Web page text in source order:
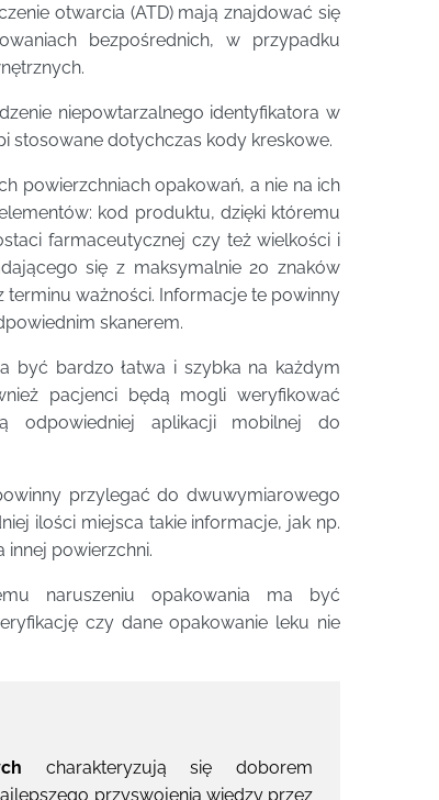
otwarcia (ATD) mają znajdować się
bezpośrednich, w przypadku
niepowtarzalnego identyfikatora w
stosowane dotychczas kody kreskowe.
powierzchniach opakowań, a nie na ich
kod produktu, dzięki któremu
farmaceutycznej czy też wielkości i
się z maksymalnie 20 znaków
ważności. Informacje te powinny
skanerem.
być bardzo łatwa i szybka na każdym
pacjenci będą mogli weryfikować
odpowiedniej aplikacji mobilnej do
przylegać do dwuwymiarowego
ilości miejsca takie informacje, jak np.
innej powierzchni.
naruszeniu opakowania ma być
czy dane opakowanie leku nie
charakteryzują się doborem
przyswojenia wiedzy przez